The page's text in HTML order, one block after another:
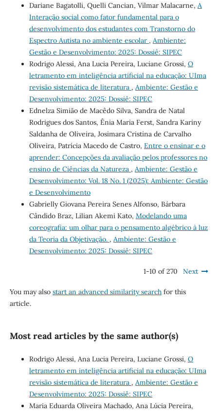
Dariane Bagatolli, Quelli Cancian, Vilmar Malacarne, A
Interação social como fator fundamental para o
desenvolvimento dos estudantes com Transtorno do
Espectro Autista no ambiente escolar , Ambiente:
Gestão e Desenvolvimento: 2025: Dossiê: SIPEC
Rodrigo Alessi, Ana Lucia Pereira, Luciane Grossi, O
letramento em inteligência artificial na educação: UIma
revisão sistemática de literatura , Ambiente: Gestão e
Desenvolvimento: 2025: Dossiê: SIPEC
Ednelza Simião de Macêdo Silva, Sandra de Natal
Rodrigues dos Santos, Ênia Maria Ferst, Sandra Kariny
Saldanha de Oliveira, Josimara Cristina de Carvalho
Oliveira, Patrícia Macedo de Castro, Entre o ensinar e o
aprender: Concepções da avaliação pelos professores no
ensino de Ciências da Natureza , Ambiente: Gestão e
Desenvolvimento: Vol. 18 No. 1 (2025): Ambiente: Gestão
e Desenvolvimento
Gabrielly Giovana Pereira Senes Alfonso, Bárbara
Cândido Braz, Lilian Akemi Kato, Modelando uma
coreografia: um olhar para o pensamento algébrico à luz
da Teoria da Objetivação. , Ambiente: Gestão e
Desenvolvimento: 2025: Dossiê: SIPEC
1-10 of 270 Next
You may also start an advanced similarity searchfor this
article.
Most read articles by the same author(s)
Rodrigo Alessi, Ana Lucia Pereira, Luciane Grossi, O
letramento em inteligência artificial na educação: UIma
revisão sistemática de literatura , Ambiente: Gestão e
Desenvolvimento: 2025: Dossiê: SIPEC
Maria Eduarda Oliveira Machado, Ana Lúcia Pereira,